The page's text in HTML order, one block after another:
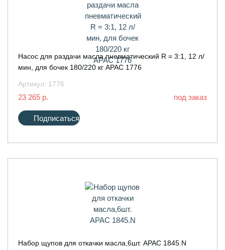
Насос для раздачи масла пневматический R = 3:1, 12 л/
мин, для бочек 180/220 кг APAC 1776
Артикул: 1776
23 265 р. под заказ
Подписаться
Набор щупов для откачки масла,6шт. APAC 1845.N